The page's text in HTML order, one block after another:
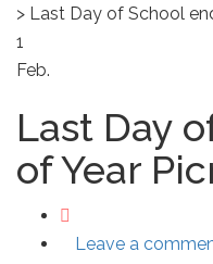
> Last Day of School
1
Feb.
Last Day
of Year
Leave a